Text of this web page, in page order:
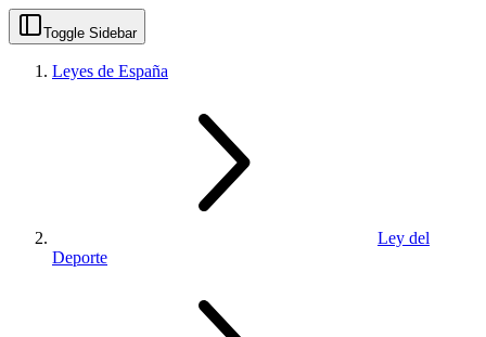
Toggle Sidebar
Leyes de España
Ley del
Deporte